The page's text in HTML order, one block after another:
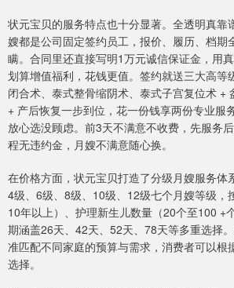
状元宝贝的服务特点也十分显著。全透明真靠
嫂都是公司固定签约员工，报价、履历、档期
瞒。合同里还直接写明1万元诚信保证金，用
划算增值福利，花钱更值。签约就送三大高等
闭合术、泰式整骨缩阴术、泰式子宫复位术 +
+ 产后恢复一步到位，花一份钱享两份专业服
放心选没顾虑。前3天不满意不收费，先服务
程无违约金，月嫂不满意随心换。
在价格方面，状元宝贝打造了分级月嫂服务体
4级、6级、8级、10级、12级七个月嫂等级，
10年以上）、护理新生儿数量（20个至100 +
期涵盖26天、42天、52天、78天等多重选择
准匹配不同家庭的预算与需求，消费者可以根
选择。